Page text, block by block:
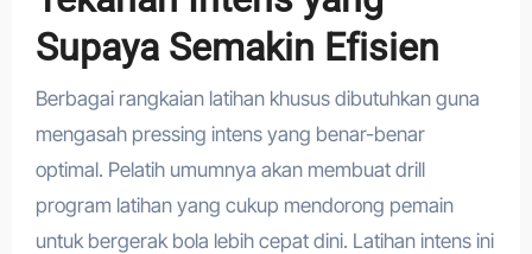
Supaya Semakin Efisien
Berbagai rangkaian latihan khusus dibutuhkan guna
mengasah pressing intens yang benar-benar
optimal. Pelatih umumnya akan membuat drill
program latihan yang cukup mendorong pemain
untuk bergerak bola lebih cepat dini. Latihan intens ini